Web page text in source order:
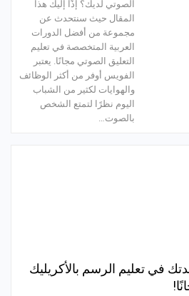
الصوتي لديك؟ إذًا إليك هذا
المقال حيث سنتحدث عن
مجموعة من أفضل الدورات
العربية المتخصصة في تعليم
التعليق الصوتي مجانًا. يعتبر
الفويس أوفر من أكثر الوظائف
والهوايات لكثير من الشباب
اليوم نظرًا لتمتع الشخص
بالصوت…
في تعليم الرسم بالأكريليك